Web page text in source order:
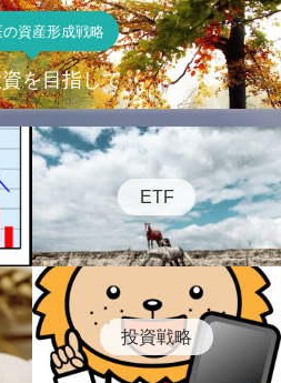
資産形成戦略
を目指して
ETF
投資戦略